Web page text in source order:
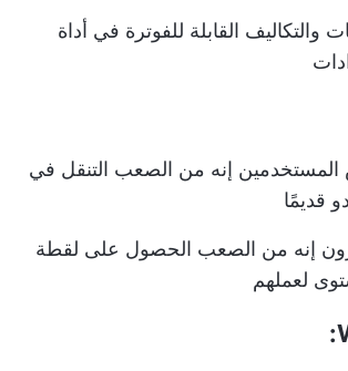
والتكاليف القابلة للفوترة في أداة
إنه من الصعب التنقل في
إنه من الصعب الحصول على لقطة
لعملهم